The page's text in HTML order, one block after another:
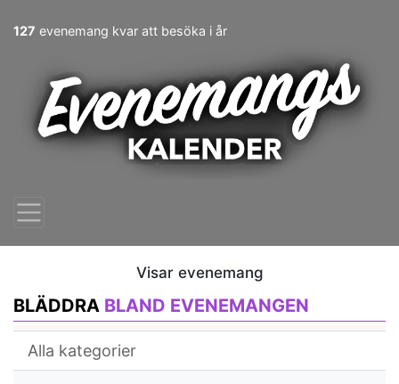
127 evenemang kvar att besöka i år
Visar evenemang
BLÄDDRA BLAND EVENEMANGEN
Alla kategorier